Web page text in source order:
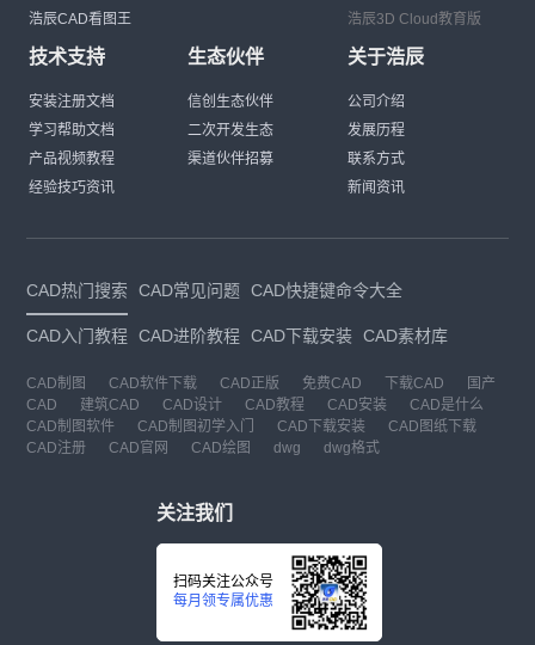
浩辰CAD看图王
浩辰3D Cloud教育版
技术支持
安装注册文档
学习帮助文档
产品视频教程
经验技巧资讯
生态伙伴
信创生态伙伴
二次开发生态
渠道伙伴招募
关于浩辰
公司介绍
发展历程
联系方式
新闻资讯
CAD热门搜索 CAD常见问题 CAD快捷键命令大全
CAD入门教程 CAD进阶教程 CAD下载安装 CAD素材库
CAD制图 CAD软件下载 CAD正版 免费CAD 下载CAD
国产
CAD
建筑CAD CAD设计 CAD教程 CAD安装
CAD是什么
CAD制图软件
CAD制图初学入门 CAD下载安装
CAD图纸下载
CAD注册
CAD官网 CAD绘图 dwg dwg格式
关注我们
扫码关注公众号
每月领专属优惠